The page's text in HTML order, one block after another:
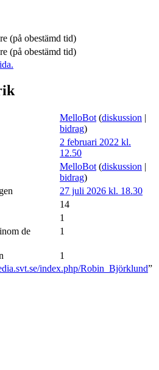
(på obestämd tid)
(på obestämd tid)
MelloBot (diskussion |
bidrag)
2 februari 2022 kl.
12.50
MelloBot (diskussion |
bidrag)
27 juli 2026 kl. 18.30
14
1
de
1
1
index.php/Robin_Björklund”